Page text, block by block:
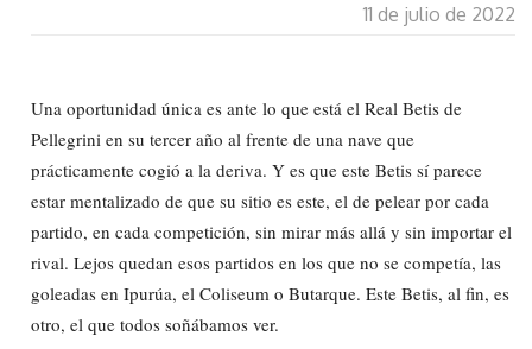
11 de julio de 2022
Una oportunidad única es ante lo que está el Real Betis de
Pellegrini en su tercer año al frente de una nave que
prácticamente cogió a la deriva. Y es que este Betis sí parece
estar mentalizado de que su sitio es este, el de pelear por cada
partido, en cada competición, sin mirar más allá y sin importar el
rival. Lejos quedan esos partidos en los que no se competía, las
goleadas en Ipurúa, el Coliseum o Butarque. Este Betis, al fin, es
otro, el que todos soñábamos ver.